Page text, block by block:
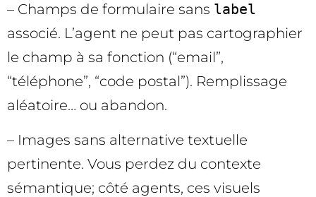
– Champs de formulaire sans label
associé. L’agent ne peut pas cartographier
le champ à sa fonction (“email”,
“téléphone”, “code postal”). Remplissage
aléatoire… ou abandon.
– Images sans alternative textuelle
pertinente. Vous perdez du contexte
sémantique; côté agents, ces visuels